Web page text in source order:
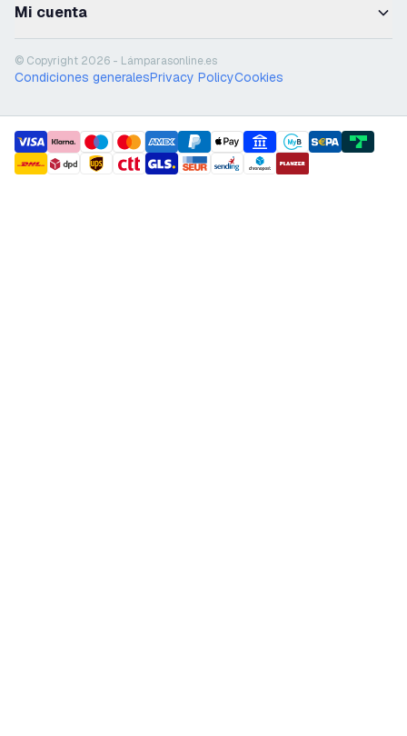
Mi cuenta
© Copyright 2026 - Lámparasonline.es
Condiciones generalesPrivacy PolicyCookies
payment methods
shipment methods